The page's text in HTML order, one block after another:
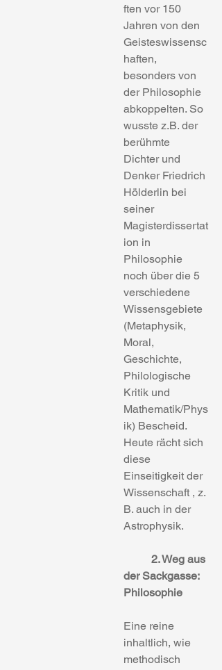
ften vor 150
Jahren von den
Geisteswissensc
haften,
besonders von
der Philosophie
abkoppelten. So
wusste z.B. der
berühmte
Dichter und
Denker Friedrich
Hölderlin bei
seiner
Magisterdissertat
ion in
Philosophie
noch über die 5
verschiedene
Wissensgebiete
(Metaphysik,
Moral,
Geschichte,
Philologische
Kritik und
Mathematik/Phys
ik) Bescheid.
Heute rächt sich
diese
Einseitigkeit der
Wissenschaft , z.
B. auch in der
Astrophysik.
2. Weg aus
der Sackgasse:
Philosophie
Eine reine
inhaltlich, wie
methodisch